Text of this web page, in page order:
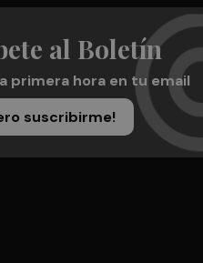
al Boletín
primera hora en tu email
suscribirme!